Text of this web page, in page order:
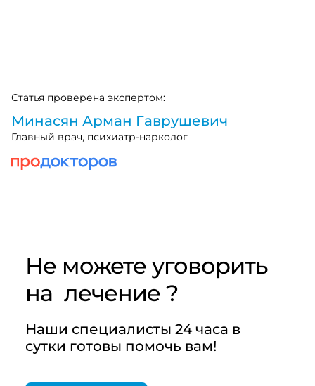
Статья проверена экспертом:
Минасян Арман Гаврушевич
Главный врач, психиатр-нарколог
Не можете уговорить
на лечение ?
Наши специалисты 24 часа в
сутки готовы помочь вам!